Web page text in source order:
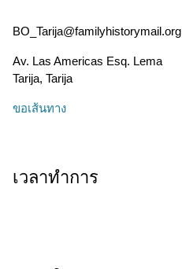
BO_Tarija@familyhistorymail.org
Av. Las Americas Esq. Lema
Tarija, Tarija
ขอเส้นทาง
เวลาทำการ